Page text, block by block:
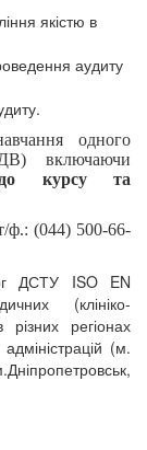
якістю в
аудиту
одного
включаючи
до курсу та
ф.: (044) 500-66-
ДСТУ ISO EN
(клініко-
різних регіонах
(м.